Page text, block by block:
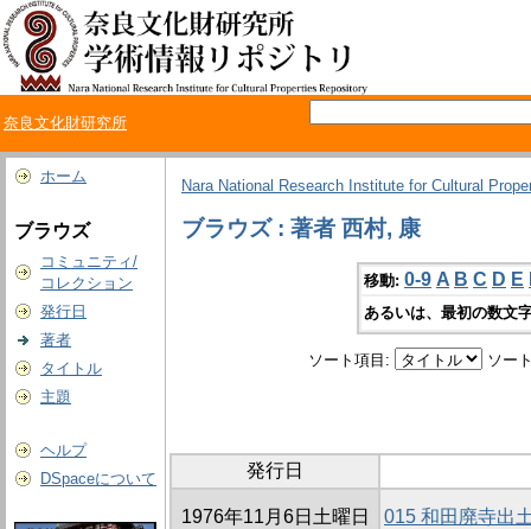
奈良文化財研究所
ホーム
ブラウズ
コミュニティ/
コレクション
発行日
著者
タイトル
主題
ヘルプ
DSpaceについて
Nara National Research Institute for Cultural
ブラウズ : 著者 西村, 康
移動: 0-9 A B C D E
あるいは、最初の数文
ソート項目: ソー
発行日
1976年11月6日土曜日 015 和田廃寺出